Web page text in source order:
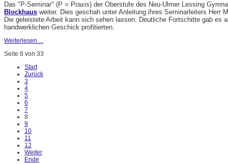
Das "P-Seminar" (P = Praxis) der Oberstufe des Neu-Ulmer Lessing
Blockhaus weiter. Dies geschah unter Anleitung ihres Seminarleiters Herr
Die geleistete Arbeit kann sich sehen lassen: Deutliche Fortschitte gab es
handwerklichen Geschick profitierten.
Weiterlesen ...
Seite 8 von 33
Start
Zurück
3
4
5
6
7
8
9
10
11
12
Weiter
Ende